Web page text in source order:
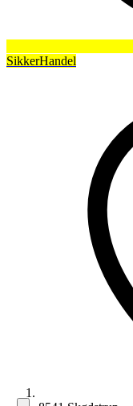
SikkerHandel